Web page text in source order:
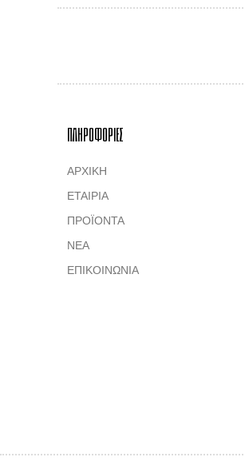
ΠΛΗΡΟΦΟΡΙΕΣ
ΑΡΧΙΚΗ
ΕΤΑΙΡΙΑ
ΠΡΟΪΟΝΤΑ
ΝΕΑ
ΕΠΙΚΟΙΝΩΝΙΑ